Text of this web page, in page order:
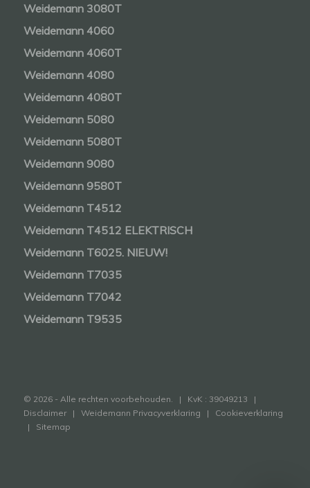
Weidemann 3080T
Weidemann 4060
Weidemann 4060T
Weidemann 4080
Weidemann 4080T
Weidemann 5080
Weidemann 5080T
Weidemann 9080
Weidemann 9580T
Weidemann T4512
Weidemann T4512 ELEKTRISCH
Weidemann T6025. NIEUW!
Weidemann T7035
Weidemann T7042
Weidemann T9535
© 2026 - Alle rechten voorbehouden. | KvK : 39049213 |
Disclaimer|Weidemann Privacyverklaring | Cookieverklaring
| Sitemap